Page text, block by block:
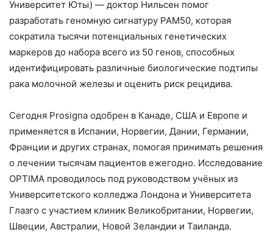
Университет Юты) — доктор Нильсен помог
разработать геномную сигнатуру PAM50, которая
сократила тысячи потенциальных генетических
маркеров до набора всего из 50 генов, способных
идентифицировать различные биологические подтипы
рака молочной железы и оценить риск рецидива.
Сегодня Prosigna одобрен в Канаде, США и Европе и
применяется в Испании, Норвегии, Дании, Германии,
Франции и других странах, помогая принимать решения
о лечении тысячам пациентов ежегодно. Исследование
OPTIMA проводилось под руководством учёных из
Университетского колледжа Лондона и Университета
Глазго с участием клиник Великобритании, Норвегии,
Швеции, Австралии, Новой Зеландии и Таиланда.